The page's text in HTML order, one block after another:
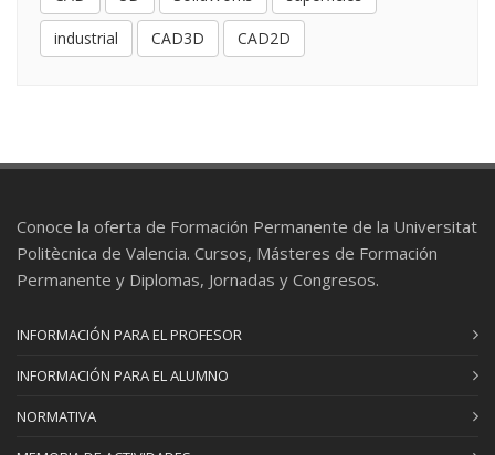
industrial CAD3D CAD2D
Conoce la oferta de Formación Permanente de la Universitat
Politècnica de Valencia. Cursos, Másteres de Formación
Permanente y Diplomas, Jornadas y Congresos.
INFORMACIÓN PARA EL PROFESOR
INFORMACIÓN PARA EL ALUMNO
NORMATIVA